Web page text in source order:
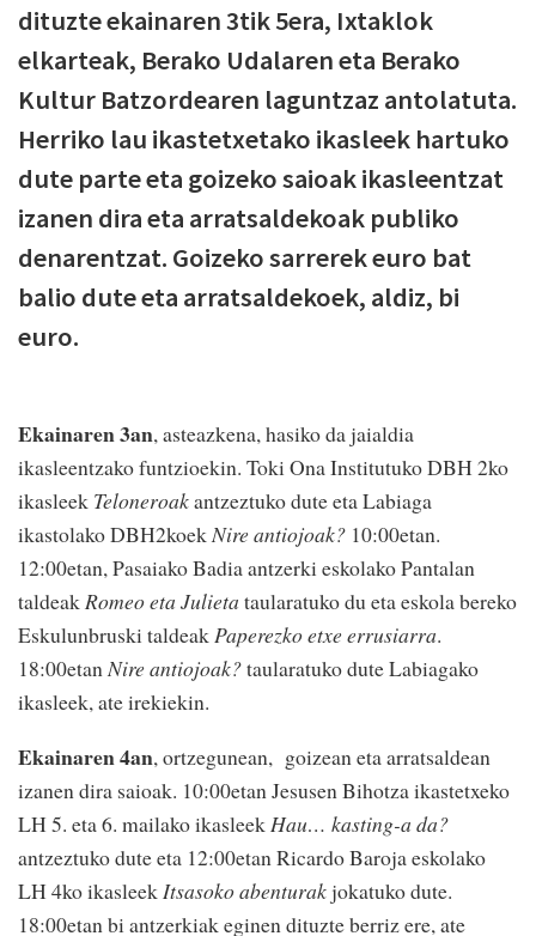
dituzte ekainaren 3tik 5era, Ixtaklok
elkarteak, Berako Udalaren eta Berako
Kultur Batzordearen laguntzaz antolatuta.
Herriko lau ikastetxetako ikasleek hartuko
dute parte eta goizeko saioak ikasleentzat
izanen dira eta arratsaldekoak publiko
denarentzat. Goizeko sarrerek euro bat
balio dute eta arratsaldekoek, aldiz, bi
euro.
Ekainaren 3an, asteazkena, hasiko da jaialdia
ikasleentzako funtzioekin. Toki Ona Institutuko DBH 2ko
ikasleek Teloneroakantzeztuko dute eta Labiaga
ikastolako DBH2koekNire antiojoak? 10:00etan.
12:00etan, Pasaiako Badia antzerki eskolako Pantalan
taldeakRomeo eta Julieta taularatuko du eta eskola bereko
Eskulunbruski taldeakPaperezko etxe errusiarra.
18:00etanNire antiojoak?taularatuko dute Labiagako
ikasleek, ate irekiekin.
Ekainaren 4an, ortzegunean, goizean eta arratsaldean
izanen dira saioak. 10:00etan Jesusen Bihotza ikastetxeko
LH 5. eta 6. mailako ikasleek Hau… kasting-a da?
antzeztuko dute eta 12:00etan Ricardo Baroja eskolako
LH 4ko ikasleek Itsasoko abenturakjokatuko dute.
18:00etan bi antzerkiak eginen dituzte berriz ere, ate